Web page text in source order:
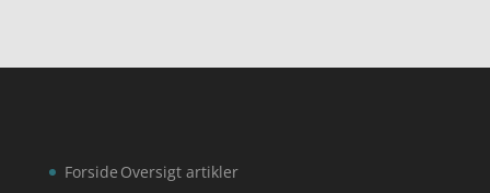
Forside Oversigt artikler